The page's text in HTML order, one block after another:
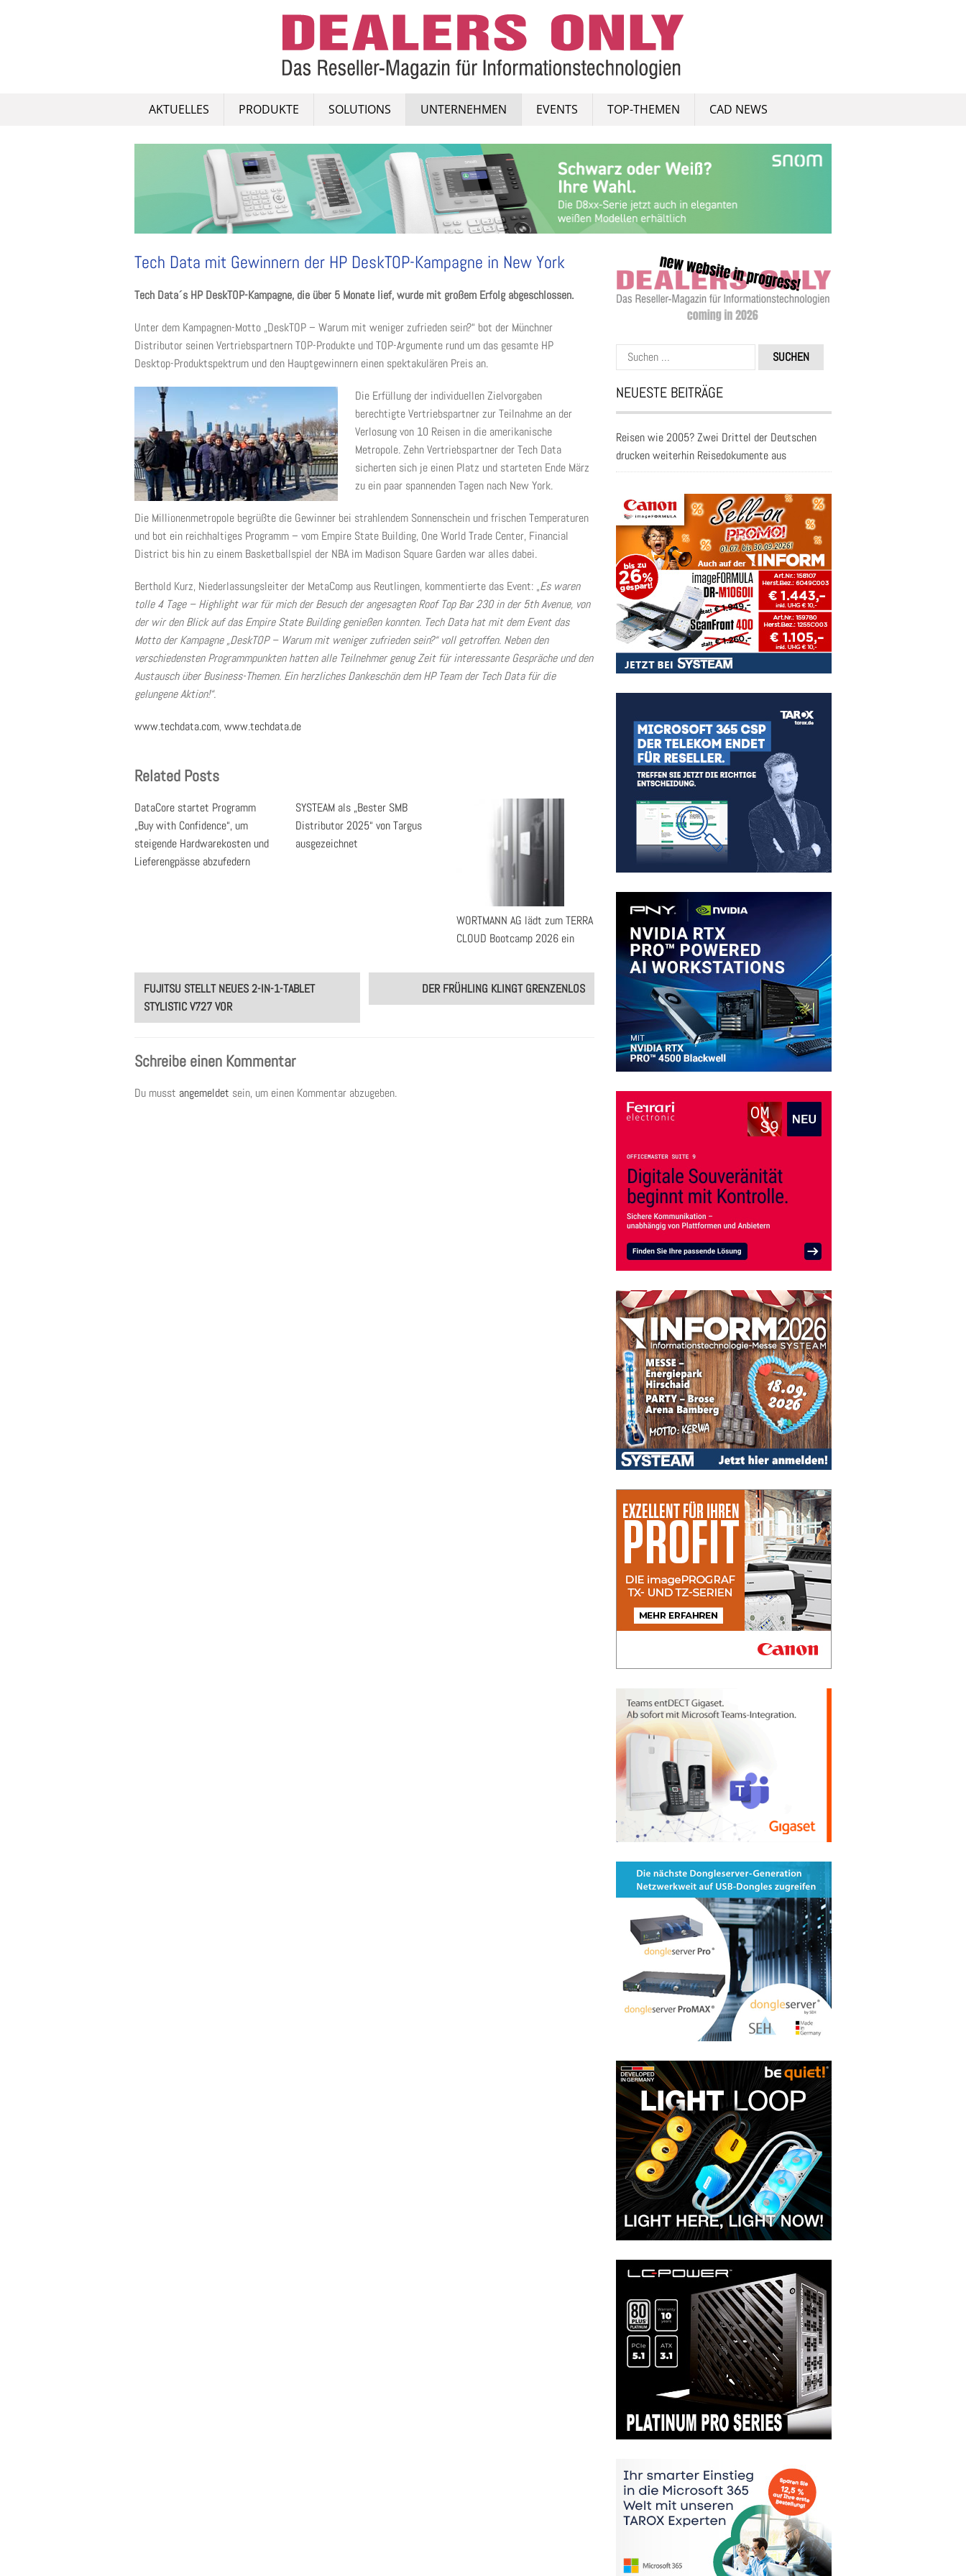
AKTUELLES PRODUKTE SOLUTIONS UNTERNEHMEN EVENTS TOP-THEMEN CAD NEWS
Tech Data mit Gewinnern der HP DeskTOP-Kampagne in New York
Tech Data´s HP DeskTOP-Kampagne, die über 5 Monate lief, wurde mit großem Erfolg abgeschlossen.
Unter dem Kampagnen-Motto „DeskTOP – Warum mit weniger zufrieden sein?“ bot der Münchner
Distributor seinen Vertriebspartnern TOP-Produkte und TOP-Argumente rund um das gesamte HP
Desktop-Produktspektrum und den Hauptgewinnern einen spektakulären Preis an.
Die Erfüllung der individuellen Zielvorgaben
berechtigte Vertriebspartner zur Teilnahme an der
Verlosung von 10 Reisen in die amerikanische
Metropole. Zehn Vertriebspartner der Tech Data
sicherten sich je einen Platz und starteten Ende März
zu ein paar spannenden Tagen nach New York.
Die Millionenmetropole begrüßte die Gewinner bei strahlendem Sonnenschein und frischen Temperaturen
und bot ein reichhaltiges Programm – vom Empire State Building, One World Trade Center, Financial
District bis hin zu einem Basketballspiel der NBA im Madison Square Garden war alles dabei.
Berthold Kurz, Niederlassungsleiter der MetaComp aus Reutlingen, kommentierte das Event: „Es waren
tolle 4 Tage – Highlight war für mich der Besuch der angesagten Roof Top Bar 230 in der 5th Avenue, von
der wir den Blick auf das Empire State Building genießen konnten. Tech Data hat mit dem Event das
Motto der Kampagne „DeskTOP – Warum mit weniger zufrieden sein?“ voll getroffen. Neben den
verschiedensten Programmpunkten hatten alle Teilnehmer genug Zeit für interessante Gespräche und den
Austausch über Business-Themen. Ein herzliches Dankeschön dem HP Team der Tech Data für die
gelungene Aktion!“.
www.techdata.com,www.techdata.de
Related Posts
DataCore startet Programm
„Buy with Confidence“, um
steigende Hardwarekosten und
Lieferengpässe abzufedern
SYSTEAM als „Bester SMB
Distributor 2025“ von Targus
ausgezeichnet
WORTMANN AG lädt zum TERRA
CLOUD Bootcamp 2026 ein
Post
navigation
FUJITSU STELLT NEUES 2-IN-1-TABLET
STYLISTIC V727 VOR
DER FRÜHLING KLINGT GRENZENLOS
Schreibe einen Kommentar
Du musst angemeldet sein, um einen Kommentar abzugeben.
Suchen
nach:
NEUESTE BEITRÄGE
Reisen wie 2005? Zwei Drittel der Deutschen
drucken weiterhin Reisedokumente aus